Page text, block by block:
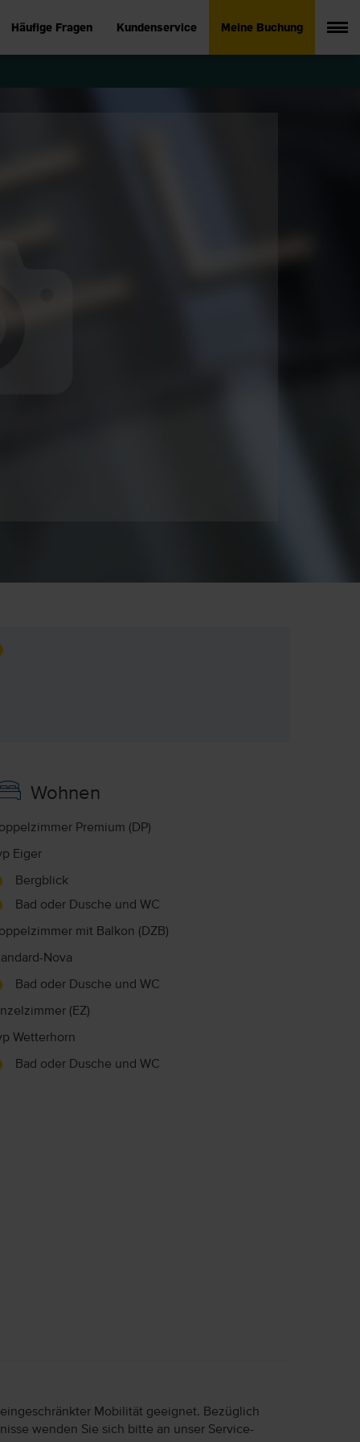
Häufige Fragen Kundenservice Meine Buchung
Wohnen
Premium (DP)
Eiger
Bergblick
Bad oder Dusche und WC
mit Balkon (DZB)
Nova
Bad oder Dusche und WC
(EZ)
Wetterhorn
Bad oder Dusche und WC
Mobilität geeignet. Bezüglich
wenden Sie sich bitte an unser Service-